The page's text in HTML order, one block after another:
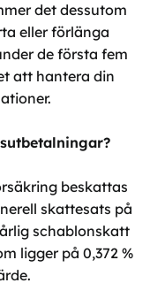
det dessutom
eller förlänga
de första fem
att hantera din
beskattas
skattesats på
schablonskatt
ligger på 0,372 %